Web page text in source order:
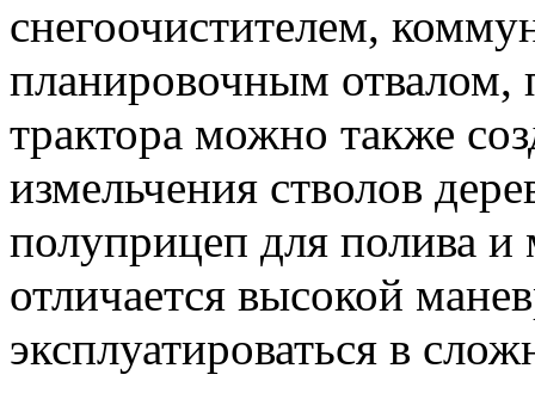
снегоочистителем,
планировочным
трактора можно также
измельчения стволов
полуприцеп для полива и
отличается высокой
эксплуатироваться в